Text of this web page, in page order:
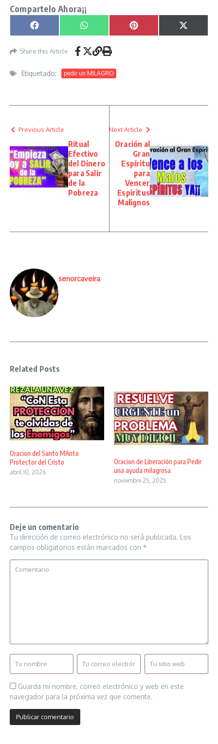
Compartelo Ahora¡¡
Compartir en
Facebook Compartir en
WhatsApp Compartir en
Pinterest
X
(Twitter)
Share this Article
Etiquetado: pedir un MILAGRO
Previous Article
Ritual
Efectivo
del Dinero
para Salir
de la
Pobreza
Next Article
Oración al
Gran
Espíritu
para
Vencer
Espiritus
Malignos
senorcaveira
Related Posts
Oracion del Santo MAnto
Protector del Cristo
abril 10, 2026
Oracion de Liberación para Pedir
una ayuda milagrosa
noviembre 25, 2025
Deje un comentario
Tu dirección de correo electrónico no será publicada. Los
campos obligatorios están marcados con *
Guarda mi nombre, correo electrónico y web en este
navegador para la próxima vez que comente.